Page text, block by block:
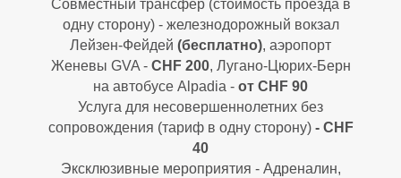
Совместный трансфер (стоимость проезда в
одну сторону) - железнодорожный вокзал
Лейзен-Фейдей (бесплатно), аэропорт
Женевы GVA - CHF 200, Лугано-Цюрих-Берн
на автобусе Alpadia - от CHF 90
Услуга для несовершеннолетних без
сопровождения (тариф в одну сторону)- CHF
40
Эксклюзивные мероприятия - Адреналин,